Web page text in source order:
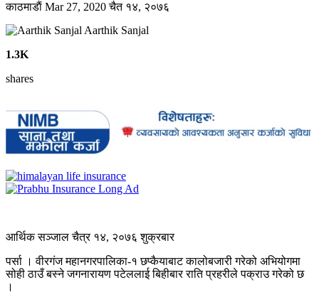
काठमाडाैं Mar 27, 2020चैत १४, २०७६
Aarthik Sanjal
1.3K
shares
आर्थिक सञ्जाल चैत्र १४, २०७६ शुक्रबार
पर्सा । वीरगंज महानगरपालिका-१ छप्कैयाबाट कालोबजारी गरेको अभियोगमा
सोही ठाउँ बस्ने जगनारायण पटेललाई बिहीबार राति प्रहरीले पक्राउ गरेको छ
।